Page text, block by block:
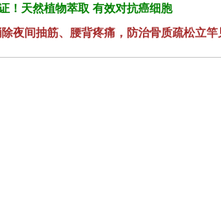
！天然植物萃取 有效对抗癌细胞
夜间抽筋、腰背疼痛，防治骨质疏松立竿